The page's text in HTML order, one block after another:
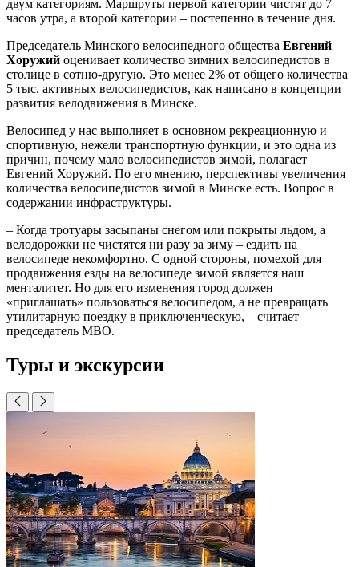
двум категориям. Маршруты первой категории чистят до 7
часов утра, а второй категории – постепенно в течение дня.
Председатель Минского велосипедного общества Евгений
Хоружий оценивает количество зимних велосипедистов в
столице в сотню-другую. Это менее 2% от общего количества
5 тыс. активных велосипедистов, как написано в концепции
развития велодвижения в Минске.
Велосипед у нас выполняет в основном рекреационную и
спортивную, нежели транспортную функции, и это одна из
причин, почему мало велосипедистов зимой, полагает
Евгений Хоружий. По его мнению, перспективы увеличения
количества велосипедистов зимой в Минске есть. Вопрос в
содержании инфраструктуры.
– Когда тротуары засыпаны снегом или покрыты льдом, а
велодорожки не чистятся ни разу за зиму – ездить на
велосипеде некомфортно. С одной стороны, помехой для
продвижения езды на велосипеде зимой является наш
менталитет. Но для его изменения город должен
«приглашать» пользоваться велосипедом, а не превращать
утилитарную поездку в приключенческую, – считает
председатель МВО.
Туры и экскурсии